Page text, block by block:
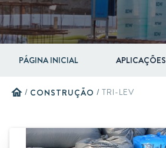
PÁGINA INICIAL APLICAÇÕES
home / CONSTRUÇÃO / TRI-LEV